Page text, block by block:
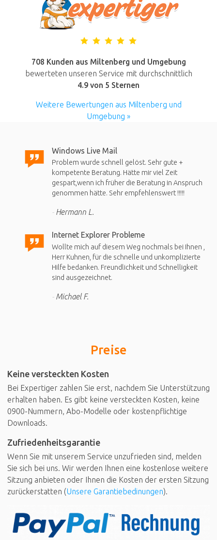
708 Kunden aus Miltenberg und Umgebung
bewerteten unseren Service mit durchschnittlich
4.9 von 5 Sternen
Weitere Bewertungen aus Miltenberg und
Umgebung »
Windows Live Mail
Problem wurde schnell gelöst. Sehr gute +
kompetente Beratung. Hätte mir viel Zeit
gespart,wenn ich früher die Beratung in Anspruch
genommen hätte. Sehr empfehlenswert !!!!!
Hermann L.
Internet Explorer Probleme
Wollte mich auf diesem Weg nochmals bei Ihnen ,
Herr Kuhnen, für die schnelle und unkomplizierte
Hilfe bedanken. Freundlichkeit und Schnelligkeit
sind ausgezeichnet.
Michael F.
Preise
Keine versteckten Kosten
Bei Expertiger zahlen Sie erst, nachdem Sie Unterstützung
erhalten haben. Es gibt keine versteckten Kosten, keine
0900-Nummern, Abo-Modelle oder kostenpflichtige
Downloads.
Zufriedenheitsgarantie
Wenn Sie mit unserem Service unzufrieden sind, melden
Sie sich bei uns. Wir werden Ihnen eine kostenlose weitere
Sitzung anbieten oder Ihnen die Kosten der ersten Sitzung
zurückerstatten (Unsere Garantiebedinungen).